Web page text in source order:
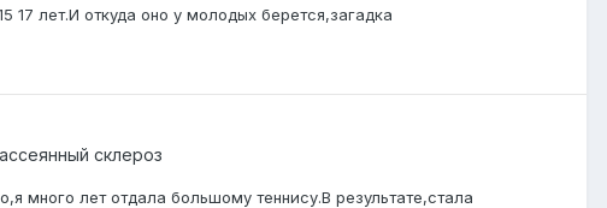
лет.И откуда оно у молодых берется,загадка
склероз
много лет отдала большому теннису.В результате,стала